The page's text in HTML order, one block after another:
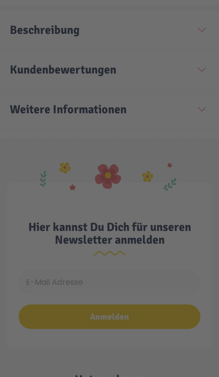
Beschreibung
Kundenbewertungen
Weitere Informationen
Hier kannst Du Dich für unseren
Newsletter anmelden
Anmelden